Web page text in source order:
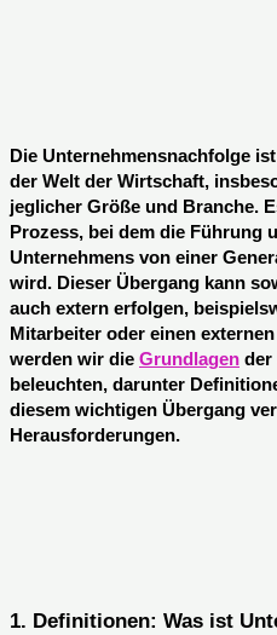
Die Unternehmensnachfolge
der Welt der Wirtschaft,
jeglicher Größe und Branche.
Prozess, bei dem die Führung
Unternehmens von einer
wird. Dieser Übergang kann
auch extern erfolgen,
Mitarbeiter oder einen
werden wir die Grundlagen der
beleuchten, darunter
diesem wichtigen Übergang
Herausforderungen.
1. Definitionen: Was ist